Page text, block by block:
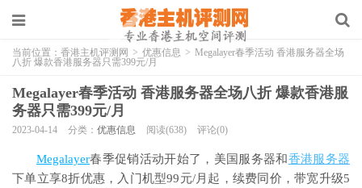
当前位置： 香港主机评测网 > 优惠信息 > Megalayer春季活动 香港服务器全场
八折 爆款香港服务器只需399元/月
Megalayer春季活动 香港服务器全场八折 爆款香港服
务器只需399元/月
2023-04-14 分类： 优惠信息 阅读(638) 评论(0)
Megalayer春季促销活动开始了，美国服务器和香港服务器
下单立享8折优惠，入门机型99元/月起，续费同价，带宽升级5